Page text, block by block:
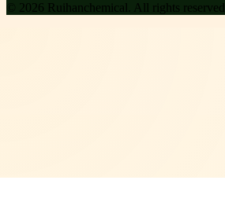
© 2026 Ruihanchemical . All rights reserved.